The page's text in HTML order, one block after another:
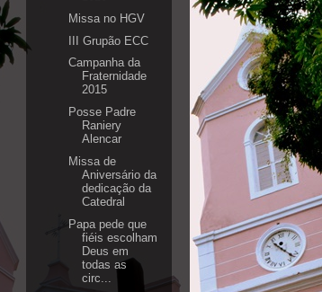
Missa no HGV
III Grupão ECC
Campanha da
Fraternidade
2015
Posse Padre
Raniery
Alencar
Missa de
Aniversário da
dedicação da
Catedral
Papa pede que
fiéis escolham
Deus em
todas as
circ...